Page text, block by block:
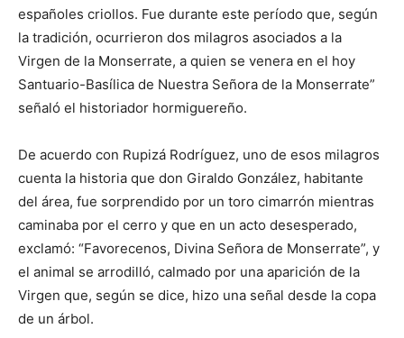
españoles criollos. Fue durante este período que, según
la tradición, ocurrieron dos milagros asociados a la
Virgen de la Monserrate, a quien se venera en el hoy
Santuario-Basílica de Nuestra Señora de la Monserrate”
señaló el historiador hormiguereño.
De acuerdo con Rupizá Rodríguez, uno de esos milagros
cuenta la historia que don Giraldo González, habitante
del área, fue sorprendido por un toro cimarrón mientras
caminaba por el cerro y que en un acto desesperado,
exclamó: “Favorecenos, Divina Señora de Monserrate”, y
el animal se arrodilló, calmado por una aparición de la
Virgen que, según se dice, hizo una señal desde la copa
de un árbol.